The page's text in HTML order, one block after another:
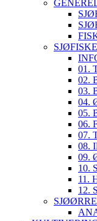
01.
02.
03.
04.
05.
06.
07.
08.
09.
10.
11.
12.